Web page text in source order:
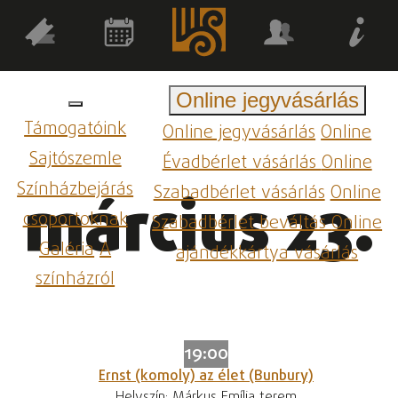
Támogatóink
Sajtószemle
Színházbejárás
csoportoknak
GalériaA
színházról
Online jegyvásárlás
Online jegyvásárlásOnline
Évadbérlet vásárlásOnline
Szabadbérlet vásárlásOnline
Szabadbérlet beváltásOnline
ajándékkártya vásárlás
március 23.
19:00
Ernst (komoly) az élet (Bunbury)